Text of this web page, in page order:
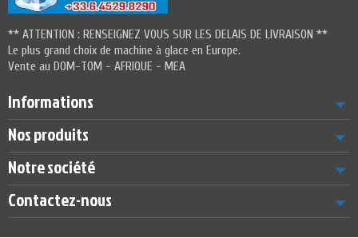
** ATTENTION : RENSEIGNEZ VOUS SUR LES DELAIS DE LIVRAISON **
Le plus grand choix de machine à glace en Europe.
Vente au DOM-TOM - AFRIQUE - MEA
Informations
Nos produits
Notre société
Contactez-nous